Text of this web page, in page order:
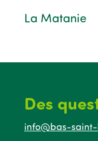
La Matanie
Des
info@bas-